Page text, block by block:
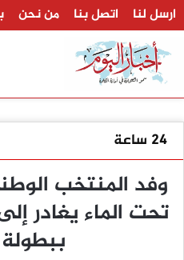
ارسل لنا اتصل بنا من نحن
24 ساعة
وفد المنتخب
تحت الماء يغادر